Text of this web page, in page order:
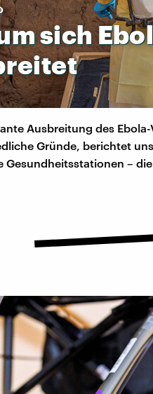
sich
Ausbreitung des
Gründe, berichtet
Gesundheitsstationen –